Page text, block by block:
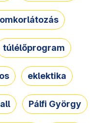
túlélőprogram
eklektika
Pálfi György